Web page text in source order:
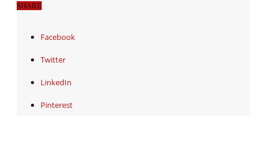
SHARE
Facebook
Twitter
LinkedIn
Pinterest